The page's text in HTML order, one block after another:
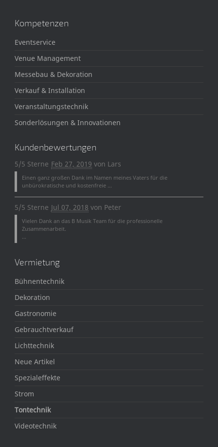
Kompetenzen
Eventservice
Venue Management
Messebau & Dekoration
Verkauf & Installation
Veranstaltungstechnik
Sonderlösungen & Innovationen
Kundenbewertungen
5/5 Sterne Feb 27, 2019 von Lars
Einen ganz großen Dank im Namen meines Vaters für die
unbürokratische und kostenfreie ...
5/5 Sterne Jul 07, 2018 von Peter
Vielen Dank an das B Musik Team für die professionelle
Zusammenarbeit.
...
Vermietung
Bühnentechnik
Dekoration
Gastronomie
Gebrauchtverkauf
Lichttechnik
Neue Artikel
Spezialeffekte
Strom
Tontechnik
Videotechnik